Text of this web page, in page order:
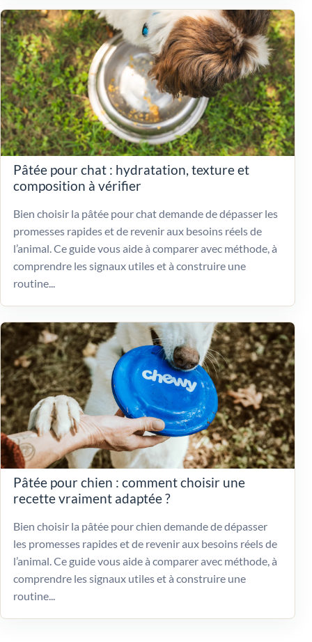
Pâtée pour chat : hydratation, texture et
composition à vérifier
Bien choisir la pâtée pour chat demande de dépasser les
promesses rapides et de revenir aux besoins réels de
l’animal. Ce guide vous aide à comparer avec méthode, à
comprendre les signaux utiles et à construire une
routine...
Pâtée pour chien : comment choisir une
recette vraiment adaptée ?
Bien choisir la pâtée pour chien demande de dépasser
les promesses rapides et de revenir aux besoins réels de
l’animal. Ce guide vous aide à comparer avec méthode, à
comprendre les signaux utiles et à construire une
routine...